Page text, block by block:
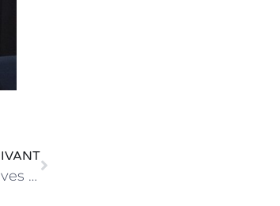
Voyage en Allemagne pour nos élèves de 1ères Bac Pro TRPM